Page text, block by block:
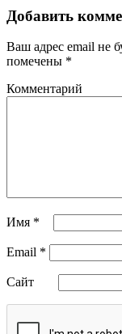
Добавить
Ваш адрес email не
помечены *
Комментарий
Имя *
Email *
Сайт